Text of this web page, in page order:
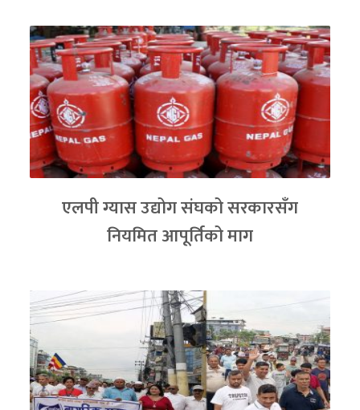
एलपी ग्यास उद्योग संघको सरकारसँग
नियमित आपूर्तिको माग